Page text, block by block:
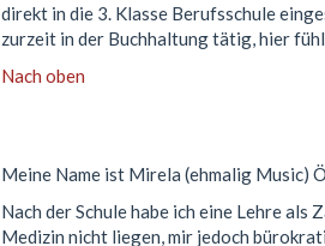
direkt in die 3. Klasse Berufsschule
zurzeit in der Buchhaltung tätig, hier
Nach oben
Meine Name ist Mirela (ehmalig Music)
Nach der Schule habe ich eine Lehre
Medizin nicht liegen, mir jedoch